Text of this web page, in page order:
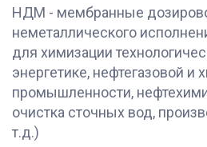
НДМ - мембранные
неметаллического
для химизации
энергетике, нефтегазовой и
промышленности,
очистка сточных вод,
т.д.)